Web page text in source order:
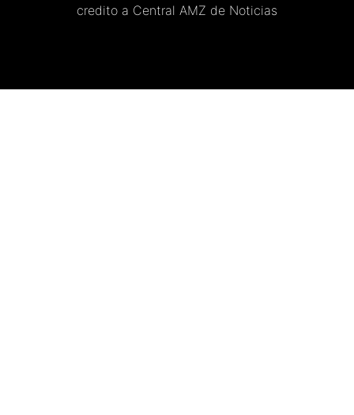
credito a Central AMZ de Noticias